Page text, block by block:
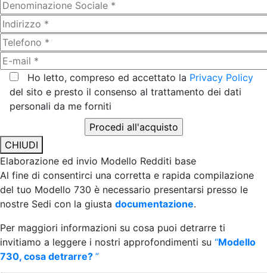
Ho letto, compreso ed accettato la Privacy Policy
del sito e presto il consenso al trattamento dei dati
personali da me forniti
CHIUDI
Elaborazione ed invio Modello Redditi base
Al fine di consentirci una corretta e rapida compilazione
del tuo Modello 730 è necessario presentarsi presso le
nostre Sedi con la giusta documentazione.
Per maggiori informazioni su cosa puoi detrarre ti
invitiamo a leggere i nostri approfondimenti su “Modello
730, cosa detrarre? ”